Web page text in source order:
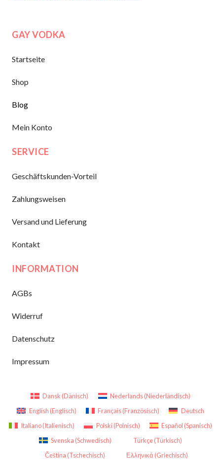
GAY VODKA
Startseite
Shop
Blog
Mein Konto
SERVICE
Geschäftskunden-Vorteil
Zahlungsweisen
Versand und Lieferung
Kontakt
INFORMATION
AGBs
Widerruf
Datenschutz
Impressum
Dansk (Dänisch) Nederlands(Niederländisch)
English (Englisch) Français(Französisch)
Deutsch
Italiano(Italienisch) Polski(Polnisch) Español (Spanisch)
Svenska (Schwedisch) Türkçe(Türkisch)
Čeština (Tschechisch) Ελληνικά (Griechisch)